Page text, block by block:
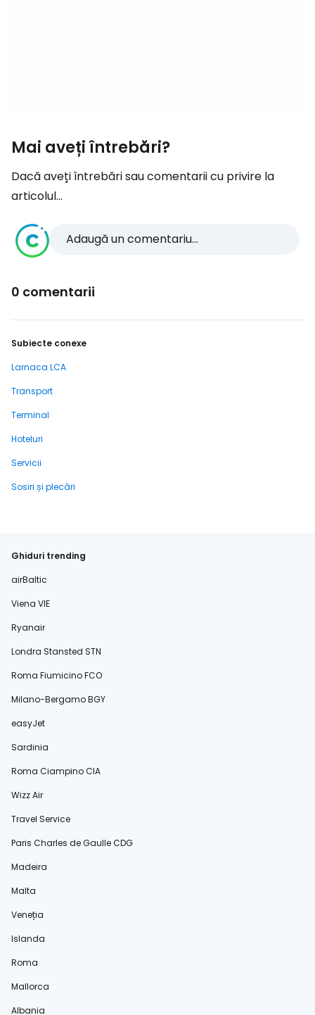
Mai aveți întrebări?
Dacă aveți întrebări sau comentarii cu privire la
articolul...
Adaugă un comentariu...
0 comentarii
Subiecte conexe
Larnaca LCA
Transport
Terminal
Hoteluri
Servicii
Sosiri și plecări
Ghiduri trending
airBaltic
Viena VIE
Ryanair
Londra Stansted STN
Roma Fiumicino FCO
Milano-Bergamo BGY
easyJet
Sardinia
Roma Ciampino CIA
Wizz Air
Travel Service
Paris Charles de Gaulle CDG
Madeira
Malta
Veneția
Islanda
Roma
Mallorca
Albania